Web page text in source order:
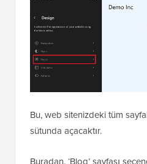
Bu, web sitenizdeki tüm
sütunda açacaktır.